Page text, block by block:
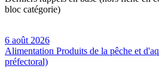
bloc catégorie)
6 août 2026
Alimentation Produits de la pêche et
préfectoral)